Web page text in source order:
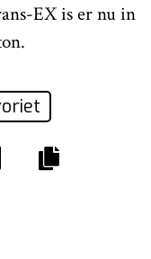
EX is er nu in